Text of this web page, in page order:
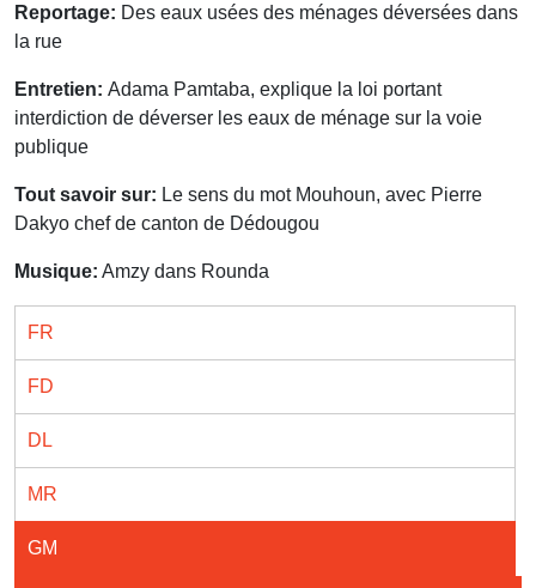
Reportage: Des eaux usées des ménages déversées dans
la rue
Entretien: Adama Pamtaba, explique la loi portant
interdiction de déverser les eaux de ménage sur la voie
publique
Tout savoir sur: Le sens du mot Mouhoun, avec Pierre
Dakyo chef de canton de Dédougou
Musique: Amzy dans Rounda
FR
FD
DL
MR
GM